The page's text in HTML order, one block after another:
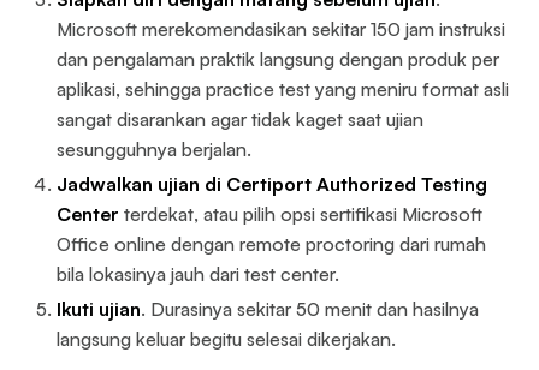
Microsoft merekomendasikan sekitar 150 jam instruksi
dan pengalaman praktik langsung dengan produk per
aplikasi, sehingga practice test yang meniru format asli
sangat disarankan agar tidak kaget saat ujian
sesungguhnya berjalan.
Jadwalkan ujian di Certiport Authorized Testing
Center terdekat, atau pilih opsi sertifikasi Microsoft
Office online dengan remote proctoring dari rumah
bila lokasinya jauh dari test center.
Ikuti ujian. Durasinya sekitar 50 menit dan hasilnya
langsung keluar begitu selesai dikerjakan.